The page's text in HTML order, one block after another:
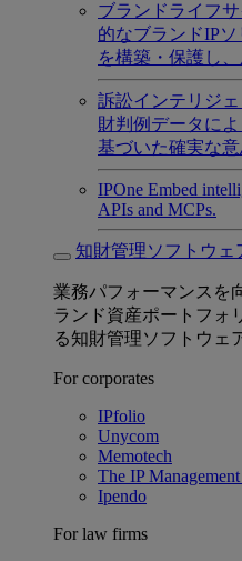
ブランドライフ
的なブランドIP
を構築・保護し
訴訟インテリジェ
財判例データに
基づいた確実な
IPOne Embed
APIs and MCPs.
知財管理ソフトウェ
業務パフォーマンスを
ランド資産ポートフォ
る知財管理ソフトウェ
For corporates
IPfolio
Unycom
Memotech
The IP
Ipendo
For law firms